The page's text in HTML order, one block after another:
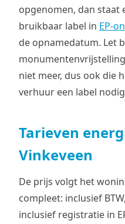
opgenomen, dan staat
bruikbaar label in EP-
de opnamedatum. Let
niet meer, dus ook die
verhuur een label
Tarieven
Vinkeveen
De prijs volgt het
compleet: inclusief
inclusief registratie in